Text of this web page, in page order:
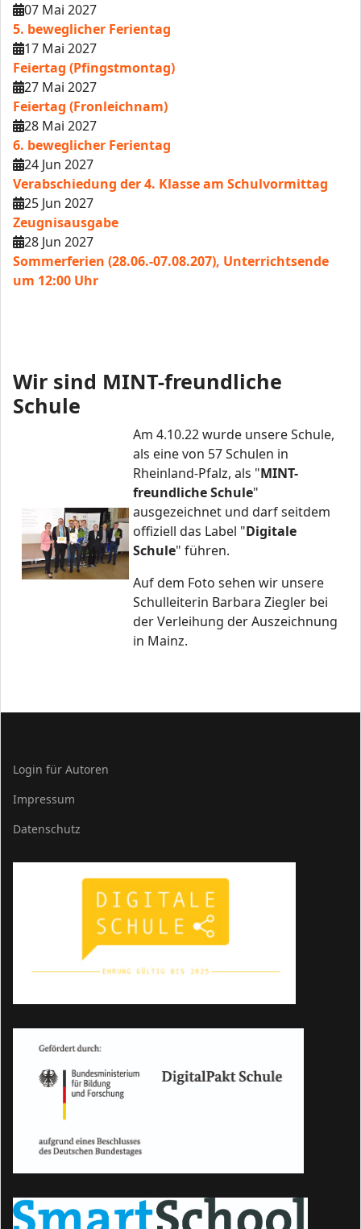
07 Mai 2027
5. beweglicher Ferientag
17 Mai 2027
Feiertag (Pfingstmontag)
27 Mai 2027
Feiertag (Fronleichnam)
28 Mai 2027
6. beweglicher Ferientag
24 Jun 2027
Verabschiedung der 4. Klasse am Schulvormittag
25 Jun 2027
Zeugnisausgabe
28 Jun 2027
Sommerferien (28.06.-07.08.207), Unterrichtsende
um 12:00 Uhr
Wir sind MINT-freundliche
Schule
Am 4.10.22 wurde unsere Schule,
als eine von 57 Schulen in
Rheinland-Pfalz, als "MINT-
freundliche Schule"
ausgezeichnet und darf seitdem
offiziell das Label "Digitale
Schule" führen.
Auf dem Foto sehen wir unsere
Schulleiterin Barbara Ziegler bei
der Verleihung der Auszeichnung
in Mainz.
Login für Autoren
Impressum
Datenschutz